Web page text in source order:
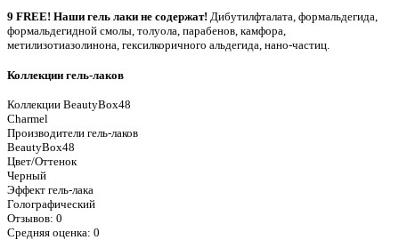
9 FREE! Наши гель лаки не содержат! Дибутилфталата, формальдегида,
формальдегидной смолы, толуола, парабенов, камфора,
метилизотиазолинона, гексилкоричного альдегида, нано-частиц.
Коллекции гель-лаков
Коллекции BeautyBox48
Charmel
Производители гель-лаков
BeautyBox48
Цвет/Оттенок
Черный
Эффект гель-лака
Голографический
Отзывов: 0
Средняя оценка: 0